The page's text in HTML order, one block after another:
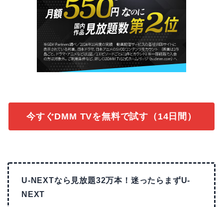
今すぐDMM TVを無料で試す（14日間）
U-NEXTなら見放題32万本！迷ったらまずU-
NEXT